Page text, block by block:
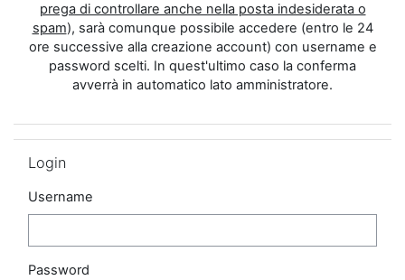
prega di controllare anche nella posta indesiderata o
spam), sarà comunque possibile accedere (entro le 24
ore successive alla creazione account) con username e
password scelti. In quest'ultimo caso la conferma
avverrà in automatico lato amministratore.
Login
Username
Password